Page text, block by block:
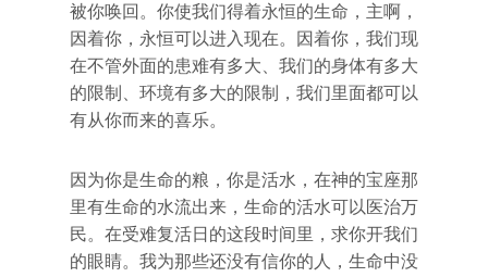
被你唤回。你使我们得着永恒的生命，主啊，
因着你，永恒可以进入现在。因着你，我们现
在不管外面的患难有多大、我们的身体有多大
的限制、环境有多大的限制，我们里面都可以
有从你而来的喜乐。
因为你是生命的粮，你是活水，在神的宝座那
里有生命的水流出来，生命的活水可以医治万
民。在受难复活日的这段时间里，求你开我们
的眼睛。我为那些还没有信你的人，生命中没